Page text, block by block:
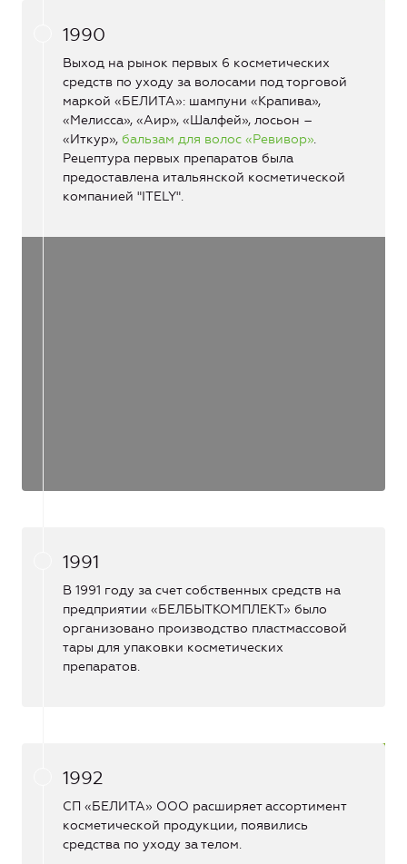
1990
Выход на рынок первых 6 косметических
средств по уходу за волосами под торговой
маркой «БЕЛИТА»: шампуни «Крапива»,
«Мелисса», «Аир», «Шалфей», лосьон –
«Иткур», бальзам для волос «Ревивор».
Рецептура первых препаратов была
предоставлена итальянской косметической
компанией "ITELY".
1991
В 1991 году за счет собственных средств на
предприятии «БЕЛБЫТКОМПЛЕКТ» было
организовано производство пластмассовой
тары для упаковки косметических
препаратов.
1992
СП «БЕЛИТА» ООО расширяет ассортимент
косметической продукции, появились
средства по уходу за телом.